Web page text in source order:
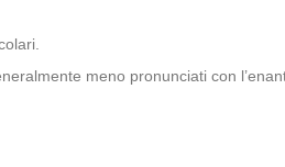
meno pronunciati con